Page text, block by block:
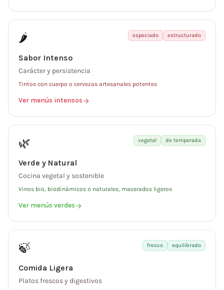
🌶️ especiado estructurado
Sabor Intenso
Carácter y persistencia
Tintos con cuerpo o cervezas artesanales potentes
Ver menús intensos
🌿 vegetal de temporada
Verde y Natural
Cocina vegetal y sostenible
Vinos bio, biodinámicos o naturales, macerados ligeros
Ver menús verdes
🍃 fresco equilibrado
Comida Ligera
Platos frescos y digestivos